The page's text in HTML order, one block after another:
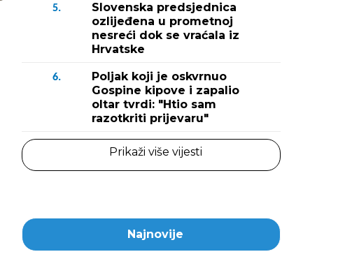
5.
Slovenska predsjednica
ozlijeđena u prometnoj
nesreći dok se vraćala iz
Hrvatske
6.
Poljak koji je oskvrnuo
Gospine kipove i zapalio
oltar tvrdi: "Htio sam
razotkriti prijevaru"
Prikaži više vijesti
Najnovije